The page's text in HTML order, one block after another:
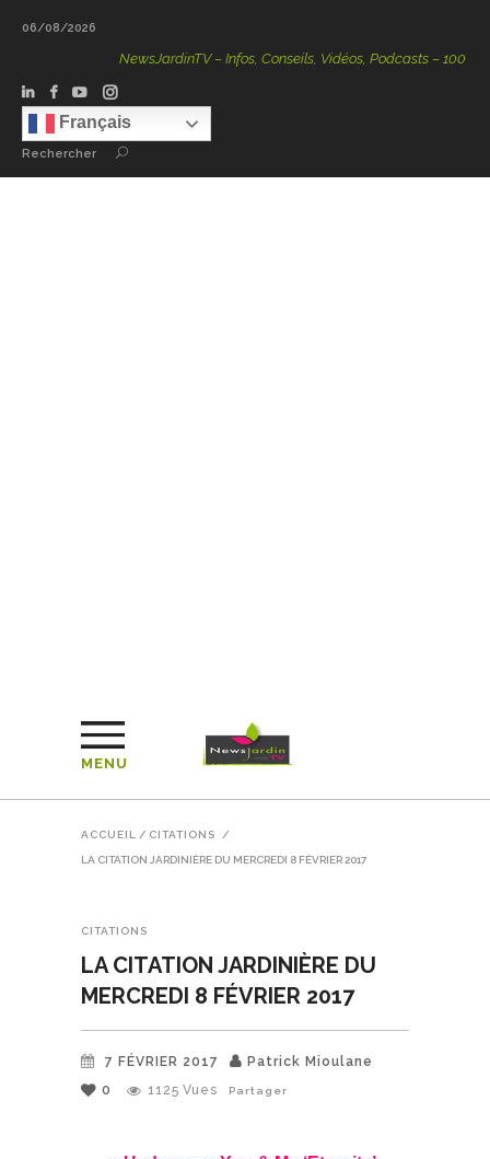
06/08/2026
NewsJardinTV – Infos, Conseils, Vidéos, Podcasts – 100 %
Français
Rechercher
MENU
ACCUEIL / CITATIONS /
LA CITATION JARDINIÈRE DU MERCREDI 8 FÉVRIER 2017
CITATIONS
LA CITATION JARDINIÈRE DU
MERCREDI 8 FÉVRIER 2017
7 FÉVRIER 2017
Patrick Mioulane
0
1125 Vues Partager